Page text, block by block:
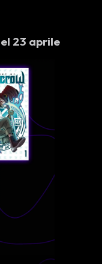
23 aprile